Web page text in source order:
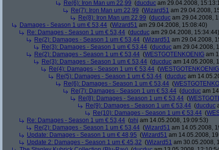
Re(6): Iron Man um 22,99 (ducduc am 29.04.2008,
Re(7): Iron Man um 22,99 (Wizard51 am 29.04.2008,
Re(8): Iron Man um 22,99 (ducduc am 29.04.2008,
Damages - Season 1 um € 53,44 (Wizard51 am 29.04.2008, 15:08:40)
Re: Damages - Season 1 um € 53,44 (ducduc am 29.04.2008, 15:34:44)
Re(2): Damages - Season 1 um € 53,44 (Wizard51 am 29.04.2008,
Re(3): Damages - Season 1 um € 53,44 (ducduc am 29.04.2008,
Re(2): Damages - Season 1 um € 53,44 (WESTGOTENKOENIG am
Re(3): Damages - Season 1 um € 53,44 (ducduc am 14.05.2008,
Re(4): Damages - Season 1 um € 53,44 (WESTGOTENKOENIG
Re(5): Damages - Season 1 um € 53,44 (ducduc am
Re(6): Damages - Season 1 um € 53,44 (
Re(7): Damages - Season 1 um € 53,44 (ducduc am
Re(8): Damages - Season 1 um € 53,44 (
Re(9): Damages - Season 1 um € 53,44 (ducduc
Re(10): Damages - Season 1 um € 53,44 (
Re: Damages - Season 1 um € 53,44 (phj am 14.05.2008, 19:09:53)
Re(2): Damages - Season 1 um € 53,44 (Wizard51 am 14.05.2008,
Update: Damages - Season 1 um € 48,95 (Wizard51 am 14.05.2008,
Update 2: Damages - Season 1 um € 45,32 (Wizard51 am 30.05.2008,